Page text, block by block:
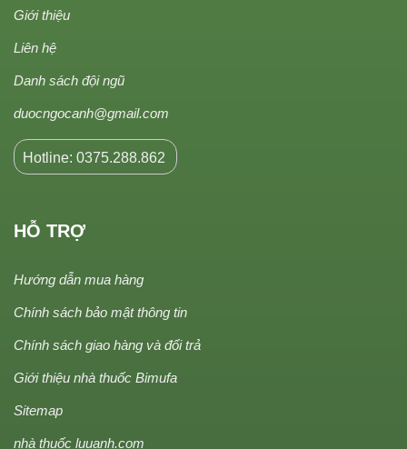
Giới thiệu
Liên hệ
Danh sách đội ngũ
duocngocanh@gmail.com
Hotline: 0375.288.862
HỖ TRỢ
Hướng dẫn mua hàng
Chính sách bảo mật thông tin
Chính sách giao hàng và đổi trả
Giới thiệu nhà thuốc Bimufa
Sitemap
nhà thuốc luuanh.com